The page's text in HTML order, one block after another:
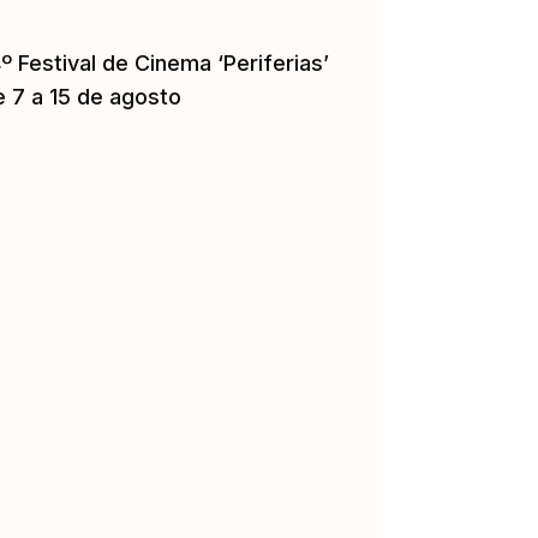
Festival de Cinema ‘Periferias’
7 a 15 de agosto